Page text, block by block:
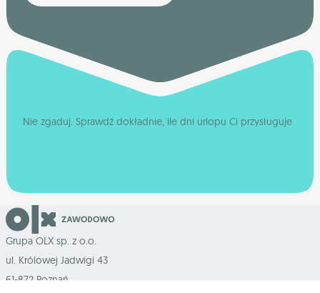
Nie zgaduj. Sprawdź dokładnie, ile dni urlopu Ci przysługuje
Grupa OLX sp. z o.o.
ul. Królowej Jadwigi 43
61-872 Poznań